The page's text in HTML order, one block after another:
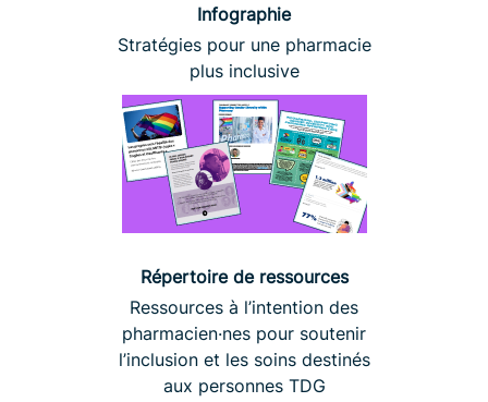
Infographie
Stratégies pour une pharmacie
plus inclusive
Répertoire de ressources
Ressources à l’intention des
pharmacien·nes pour soutenir
l’inclusion et les soins destinés
aux personnes TDG